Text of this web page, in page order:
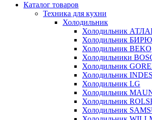
Каталог товаров
Техника для кухни
Холодильник
Холодильник
Холодильник
Холодильник BEKO
Холодильники
Холодильник
Холодильник
Холодильник LG
Холодильник
Холодильник
Холодильник